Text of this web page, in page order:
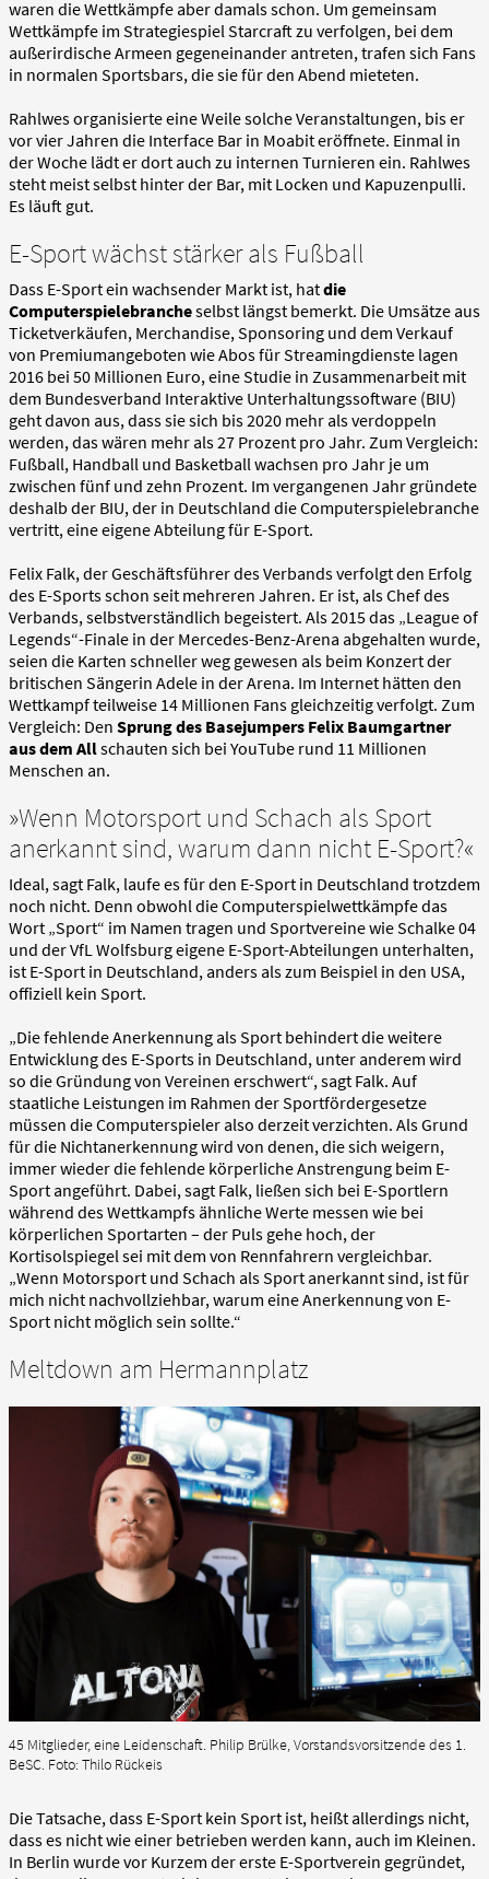
waren die Wettkämpfe aber damals schon. Um gemeinsam
Wettkämpfe im Strategiespiel Starcraft zu verfolgen, bei dem
außerirdische Armeen gegeneinander antreten, trafen sich Fans
in normalen Sportsbars, die sie für den Abend mieteten.
Rahlwes organisierte eine Weile solche Veranstaltungen, bis er
vor vier Jahren die Interface Bar in Moabit eröffnete. Einmal in
der Woche lädt er dort auch zu internen Turnieren ein. Rahlwes
steht meist selbst hinter der Bar, mit Locken und Kapuzenpulli.
Es läuft gut.
E-Sport wächst stärker als Fußball
Dass E-Sport ein wachsender Markt ist, hatdie
Computerspielebrancheselbst längst bemerkt. Die Umsätze aus
Ticketverkäufen, Merchandise, Sponsoring und dem Verkauf
von Premiumangeboten wie Abos für Streamingdienste lagen
2016 bei 50 Millionen Euro, eine Studie in Zusammenarbeit mit
dem Bundesverband Interaktive Unterhaltungssoftware (BIU)
geht davon aus, dass sie sich bis 2020 mehr als verdoppeln
werden, das wären mehr als 27 Prozent pro Jahr. Zum Vergleich:
Fußball, Handball und Basketball wachsen pro Jahr je um
zwischen fünf und zehn Prozent. Im vergangenen Jahr gründete
deshalb der BIU, der in Deutschland die Computerspielebranche
vertritt, eine eigene Abteilung für E-Sport.
Felix Falk, der Geschäftsführer des Verbands verfolgt den Erfolg
des E-Sports schon seit mehreren Jahren. Er ist, als Chef des
Verbands, selbstverständlich begeistert. Als 2015 das „League of
Legends“-Finale in der Mercedes-Benz-Arena abgehalten wurde,
seien die Karten schneller weg gewesen als beim Konzert der
britischen Sängerin Adele in der Arena. Im Internet hätten den
Wettkampf teilweise 14 Millionen Fans gleichzeitig verfolgt. Zum
Vergleich: Den Sprung des Basejumpers Felix Baumgartner
aus dem Allschauten sich bei YouTube rund 11 Millionen
Menschen an.
»Wenn Motorsport und Schach als Sport
anerkannt sind, warum dann nicht E-Sport?«
Ideal, sagt Falk, laufe es für den E-Sport in Deutschland trotzdem
noch nicht. Denn obwohl die Computerspielwettkämpfe das
Wort „Sport“ im Namen tragen und Sportvereine wie Schalke 04
und der VfL Wolfsburg eigene E-Sport-Abteilungen unterhalten,
ist E-Sport in Deutschland, anders als zum Beispiel in den USA,
offiziell kein Sport.
„Die fehlende Anerkennung als Sport behindert die weitere
Entwicklung des E-Sports in Deutschland, unter anderem wird
so die Gründung von Vereinen erschwert“, sagt Falk. Auf
staatliche Leistungen im Rahmen der Sportfördergesetze
müssen die Computerspieler also derzeit verzichten. Als Grund
für die Nichtanerkennung wird von denen, die sich weigern,
immer wieder die fehlende körperliche Anstrengung beim E-
Sport angeführt. Dabei, sagt Falk, ließen sich bei E-Sportlern
während des Wettkampfs ähnliche Werte messen wie bei
körperlichen Sportarten – der Puls gehe hoch, der
Kortisolspiegel sei mit dem von Rennfahrern vergleichbar.
„Wenn Motorsport und Schach als Sport anerkannt sind, ist für
mich nicht nachvollziehbar, warum eine Anerkennung von E-
Sport nicht möglich sein sollte.“
Meltdown am Hermannplatz
45 Mitglieder, eine Leidenschaft. Philip Brülke, Vorstandsvorsitzende des 1.
BeSC. Foto: Thilo Rückeis
Die Tatsache, dass E-Sport kein Sport ist, heißt allerdings nicht,
dass es nicht wie einer betrieben werden kann, auch im Kleinen.
In Berlin wurde vor Kurzem der erste E-Sportverein gegründet,